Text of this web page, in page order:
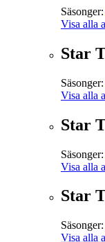
Säsonger:
Visa alla
Star
Säsonger:
Visa alla
Star
Säsonger:
Visa alla
Star
Säsonger:
Visa alla